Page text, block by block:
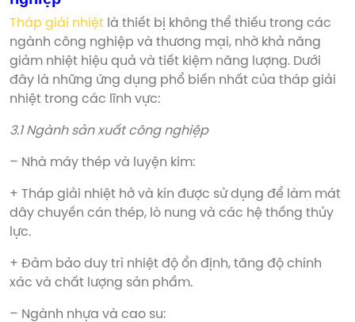
Tháp giải nhiệt là thiết bị không thể thiếu trong các
ngành công nghiệp và thương mại, nhờ khả năng
giảm nhiệt hiệu quả và tiết kiệm năng lượng. Dưới
đây là những ứng dụng phổ biến nhất của tháp giải
nhiệt trong các lĩnh vực:
3.1 Ngành sản xuất công nghiệp
– Nhà máy thép và luyện kim:
+ Tháp giải nhiệt hở và kín được sử dụng để làm mát
dây chuyền cán thép, lò nung và các hệ thống thủy
lực.
+ Đảm bảo duy trì nhiệt độ ổn định, tăng độ chính
xác và chất lượng sản phẩm.
– Ngành nhựa và cao su: